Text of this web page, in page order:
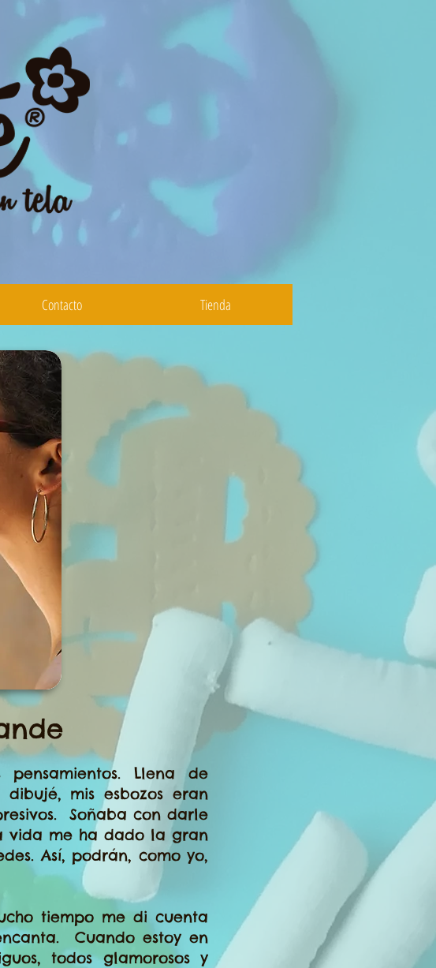
Llena de
mis esbozos eran
Soñaba con darle
vida me ha dado la gran
Así, podrán, como yo,
tiempo me di cuenta
Cuando estoy en
todos glamorosos y
Contacto Tienda